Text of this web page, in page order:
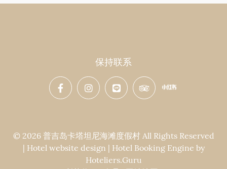
保持联系
© 2026 普吉岛卡塔坦尼海滩度假村 All Rights Reserved
| Hotel website design | Hotel Booking Engine by
Hoteliers.Guru